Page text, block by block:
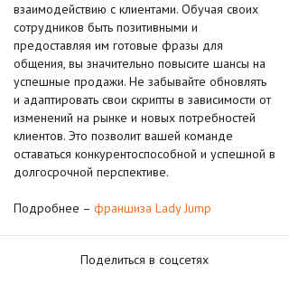
взаимодействию с клиентами. Обучая своих
сотрудников быть позитивными и
предоставляя им готовые фразы для
общения, вы значительно повысите шансы на
успешные продажи. Не забывайте обновлять
и адаптировать свои скрипты в зависимости от
изменений на рынке и новых потребностей
клиентов. Это позволит вашей команде
оставаться конкурентоспособной и успешной в
долгосрочной перспективе.
Подробнее – франшиза Lady Jump
Поделиться в соцсетях